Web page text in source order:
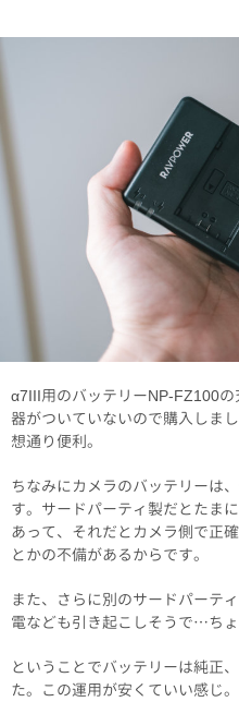
α7III用のバッテリーNP-FZ100
器がついていないので購入しま
想通り便利。
ちなみにカメラのバッテリーは
す。サードパーティ製だとたま
あって、それだとカメラ側で正
とかの不備があるからです。
また、さらに別のサードパーテ
電なども引き起こしそうで…ちょ
ということでバッテリーは純正
た。この運用が安くていい感じ。